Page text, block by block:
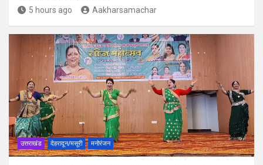
5 hours ago Aakharsamachar
उत्तराखंड देहरादून/मसूरी मनोरंजन